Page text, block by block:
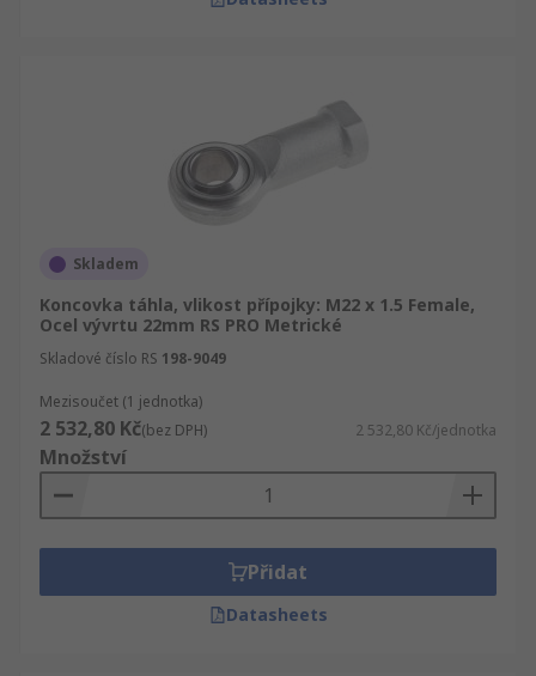
Skladem
Koncovka táhla, vlikost přípojky: M22 x 1.5 Female,
Ocel vývrtu 22mm RS PRO Metrické
Skladové číslo RS 198-9049
Mezisoučet (1 jednotka)
2 532,80 Kč(bez DPH) 2 532,80 Kč/jednotka
Množství
Přidat
Datasheets